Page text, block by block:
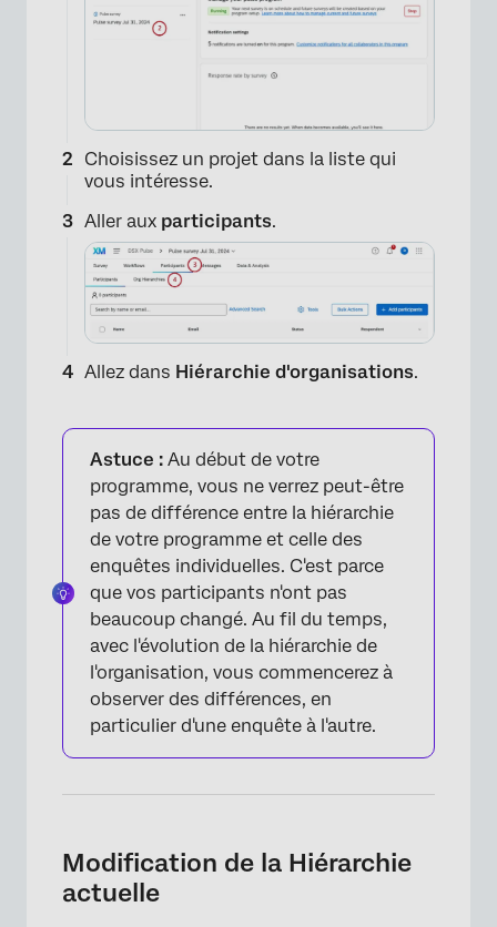
Choisissez un projet dans la liste qui
vous intéresse.
Aller aux participants.
Allez dans Hiérarchie d'organisations.
Astuce : Au début de votre
programme, vous ne verrez peut-être
pas de différence entre la hiérarchie
de votre programme et celle des
enquêtes individuelles. C'est parce
que vos participants n'ont pas
beaucoup changé. Au fil du temps,
avec l'évolution de la hiérarchie de
l'organisation, vous commencerez à
observer des différences, en
particulier d'une enquête à l'autre.
Modification de la Hiérarchie
actuelle